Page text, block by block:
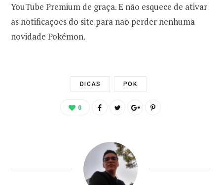
YouTube Premium de graça. E não esquece de ativar
as notificações do site para não perder nenhuma
novidade Pokémon.
DICAS POK
0